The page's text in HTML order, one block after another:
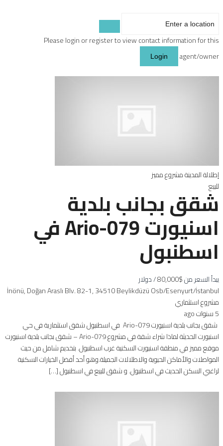
Please login or register to view contact information for this
agent/owner
Login
إطلالة المدينةمشروع مميز
للبيع
شقق بجانب بلدية
اسنيورت Ario-079 في
اسطنبول
يبدأ السعر من$80,000
/ دولار
İnönü, Doğan Araslı Blv. 82-1, 34510 Beylikdüzü Osb/Esenyurt/İstanbul
مشروع استثماري
5 سنوات ago
شقق بجانب بلدية اسنيورت Ario-079 في اسطنبول شقق استثمارية في حي
اسنيورت الحديثة لماذا شراء شقة في مشروع Ario-079 – شقق بجانب بلدية اسنيورت
موقع مميز في منطقة اسنيورت السكنية غرب اسطنبول. بتخديم شامل من حيث
المواصلات والأماكن الحيوية والاطلالات الجميلة.وهو أحد أفضل الخيارات السكنية
لراغبي السكن الحديث في اسطنبول. و شقق للبيع في اسطنبول […]